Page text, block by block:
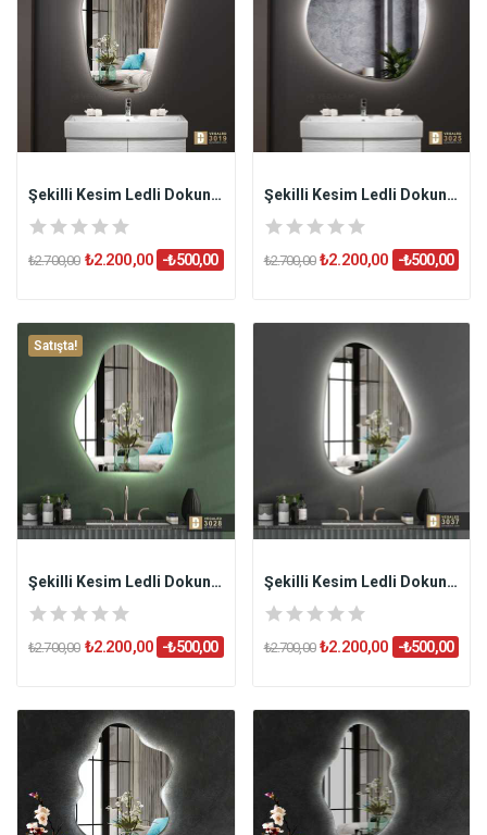
Şekilli Kesim Ledli Dokunmatik Butonlu...
₺2.700,00 ₺2.200,00 -₺500,00
Şekilli Kesim Ledli Dokunmatik Butonlu...
₺2.700,00 ₺2.200,00 -₺500,00
Satışta!
Şekilli Kesim Ledli Dokunmatik Butonlu...
₺2.700,00 ₺2.200,00 -₺500,00
Şekilli Kesim Ledli Dokunmatik Butonlu...
₺2.700,00 ₺2.200,00 -₺500,00